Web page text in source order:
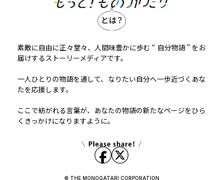
素敵に自由に正々堂々、人間味豊かに歩む “ 自分物語 ” をお
届けするストーリーメディアです。
一人ひとりの物語を通して、なりたい自分へ一歩近づくあな
たを応援します。
ここで紡がれる言葉が、あなたの物語の新たなページをひら
くきっかけになりますように。
© THE MONOGATARI CORPORATION